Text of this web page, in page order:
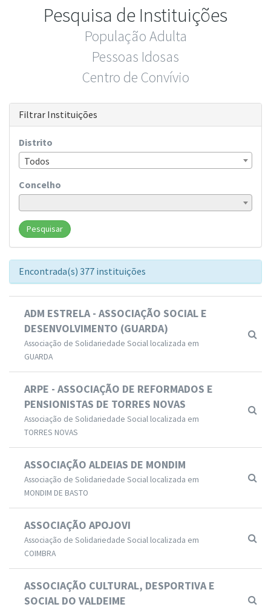
Pesquisa de Instituições
População Adulta
Pessoas Idosas
Centro de Convívio
Filtrar Instituições
Distrito
Todos
Concelho
Pesquisar
Encontrada(s) 377 instituições
ADM ESTRELA - ASSOCIAÇÃO SOCIAL E
DESENVOLVIMENTO (GUARDA)
Associação de Solidariedade Social localizada em
GUARDA
ARPE - ASSOCIAÇÃO DE REFORMADOS E
PENSIONISTAS DE TORRES NOVAS
Associação de Solidariedade Social localizada em
TORRES NOVAS
ASSOCIAÇÃO ALDEIAS DE MONDIM
Associação de Solidariedade Social localizada em
MONDIM DE BASTO
ASSOCIAÇÃO APOJOVI
Associação de Solidariedade Social localizada em
COIMBRA
ASSOCIAÇÃO CULTURAL, DESPORTIVA E
SOCIAL DO VALDEIME